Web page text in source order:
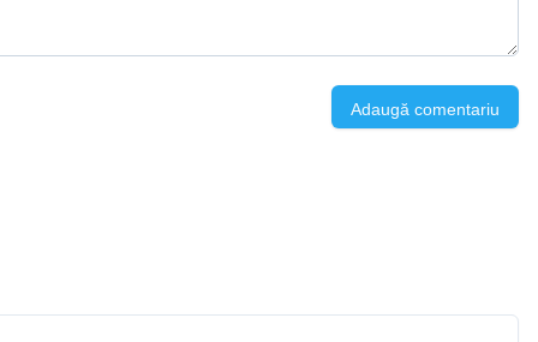
Adaugă comentariu